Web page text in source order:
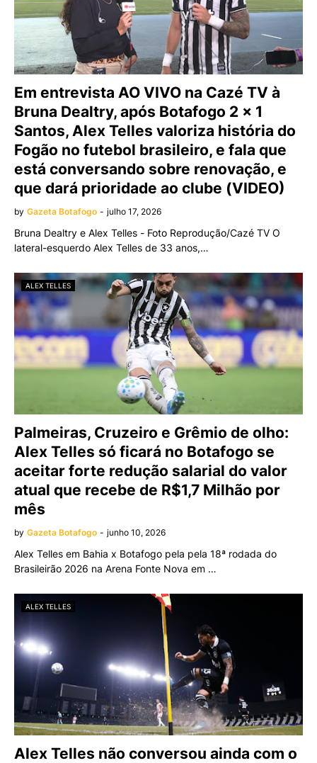
Em entrevista AO VIVO na Cazé TV à
Bruna Dealtry, após Botafogo 2 x 1
Santos, Alex Telles valoriza história do
Fogão no futebol brasileiro, e fala que
está conversando sobre renovação, e
que dará prioridade ao clube (VIDEO)
by Gazeta Botafogo - julho 17, 2026
Bruna Dealtry e Alex Telles - Foto Reprodução/Cazé TV O
lateral-esquerdo Alex Telles de 33 anos,…
ALEX TELLES
Palmeiras, Cruzeiro e Grêmio de olho:
Alex Telles só ficará no Botafogo se
aceitar forte redução salarial do valor
atual que recebe de R$1,7 Milhão por
mês
by Gazeta Botafogo - junho 10, 2026
Alex Telles em Bahia x Botafogo pela pela 18ª rodada do
Brasileirão 2026 na Arena Fonte Nova em …
ALEX TELLES
Alex Telles não conversou ainda com o